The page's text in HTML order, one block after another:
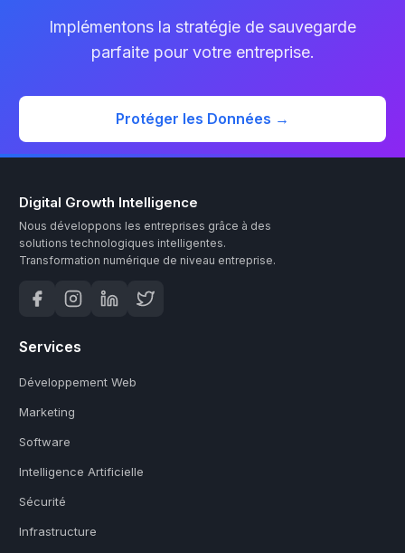
Implémentons la stratégie de sauvegarde
parfaite pour votre entreprise.
Protéger les Données →
Digital Growth Intelligence
Nous développons les entreprises grâce à des
solutions technologiques intelligentes.
Transformation numérique de niveau entreprise.
Services
Développement Web
Marketing
Software
Intelligence Artificielle
Sécurité
Infrastructure